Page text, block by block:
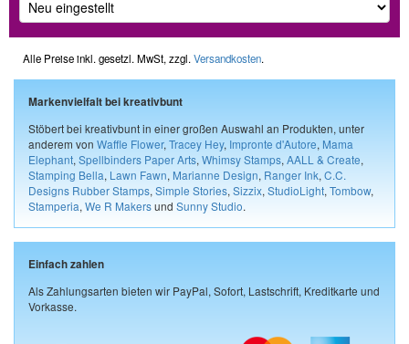
Alle Preise inkl. gesetzl. MwSt, zzgl. Versandkosten.
Markenvielfalt bei kreativbunt
Stöbert bei kreativbunt in einer großen Auswahl an Produkten, unter
anderem von Waffle Flower, Tracey Hey, Impronte d'Autore, Mama
Elephant, Spellbinders Paper Arts, Whimsy Stamps, AALL & Create,
Stamping Bella, Lawn Fawn, Marianne Design, Ranger Ink, C.C.
Designs Rubber Stamps, Simple Stories, Sizzix, StudioLight, Tombow,
Stamperia, We R Makersund Sunny Studio.
Einfach zahlen
Als Zahlungsarten bieten wir PayPal, Sofort, Lastschrift, Kreditkarte und
Vorkasse.